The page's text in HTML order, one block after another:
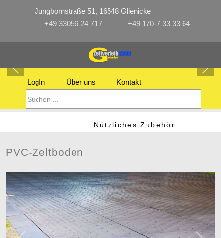
Jungbornstraße 51, 16548 Glienicke
+49 33056 24 717
+49 170-7 33 33 64
Mobile Menu Toggle
LogIn Über uns Kontakt
Nützliches Zubehör
PVC-Zeltboden